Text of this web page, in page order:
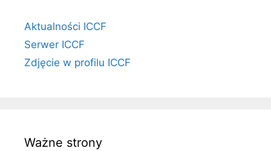
Aktualności ICCF
Serwer ICCF
Zdjęcie w profilu ICCF
Ważne strony